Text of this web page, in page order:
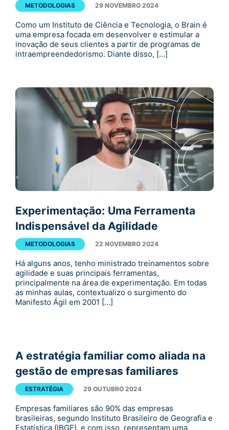
METODOLOGIAS 29 NOVEMBRO 2024
Como um Instituto de Ciência e Tecnologia, o Brain é
uma empresa focada em desenvolver e estimular a
inovação de seus clientes a partir de programas de
intraempreendedorismo. Diante disso, […]
Experimentação: Uma Ferramenta
Indispensável da Agilidade
METODOLOGIAS 22 NOVEMBRO 2024
Há alguns anos, tenho ministrado treinamentos sobre
agilidade e suas principais ferramentas,
principalmente na área de experimentação. Em todas
as minhas aulas, contextualizo o surgimento do
Manifesto Ágil em 2001 […]
A estratégia familiar como aliada na
gestão de empresas familiares
ESTRATÉGIA 29 OUTUBRO 2024
Empresas familiares são 90% das empresas
brasileiras, segundo Instituto Brasileiro de Geografia e
Estatística (IBGE), e com isso, representam uma